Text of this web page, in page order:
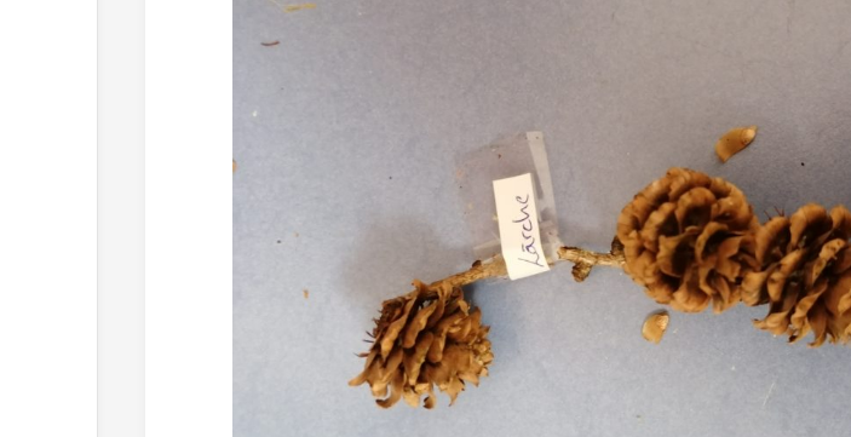
Hollunder
Kastanie
Kiefer
Lärche
Linde
Mammutbaum